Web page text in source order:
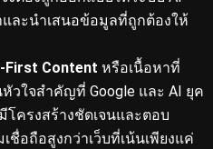
ละนำเสนอข้อมูลที่ถูกต้องให้
First Content หรือเนื้อหาที่
วใจสำคัญที่ Google และ AI ยุค
โครงสร้างชัดเจนและตอบ
ชื่อถือสูงกว่าเว็บที่เน้นเพียงแค่